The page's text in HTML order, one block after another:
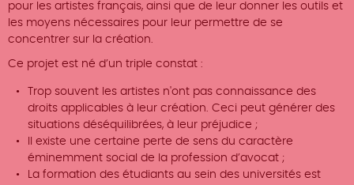
pour les artistes français, ainsi que de leur donner les outils et
les moyens nécessaires pour leur permettre de se
concentrer sur la création.
Ce projet est né d’un triple constat :
Trop souvent les artistes n'ont pas connaissance des
droits applicables à leur création. Ceci peut générer des
situations déséquilibrées, à leur préjudice ;
Il existe une certaine perte de sens du caractère
éminemment social de la profession d’avocat ;
La formation des étudiants au sein des universités est